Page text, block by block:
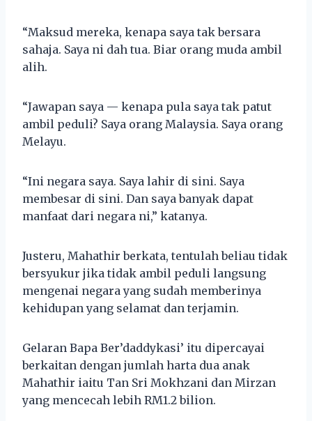
“Maksud mereka, kenapa saya tak bersara
sahaja. Saya ni dah tua. Biar orang muda ambil
alih.
“Jawapan saya — kenapa pula saya tak patut
ambil peduli? Saya orang Malaysia. Saya orang
Melayu.
“Ini negara saya. Saya lahir di sini. Saya
membesar di sini. Dan saya banyak dapat
manfaat dari negara ni,” katanya.
Justeru, Mahathir berkata, tentulah beliau tidak
bersyukur jika tidak ambil peduli langsung
mengenai negara yang sudah memberinya
kehidupan yang selamat dan terjamin.
Gelaran Bapa Ber’daddykasi’ itu dipercayai
berkaitan dengan jumlah harta dua anak
Mahathir iaitu Tan Sri Mokhzani dan Mirzan
yang mencecah lebih RM1.2 bilion.